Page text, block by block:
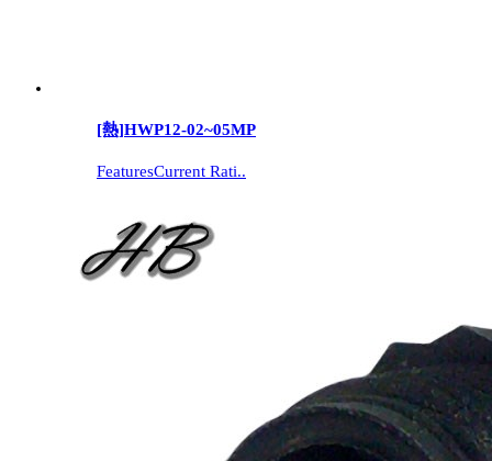
[熱]HWP12-02~05MP
FeaturesCurrent Rati..